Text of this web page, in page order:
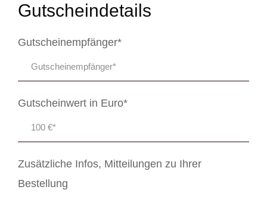
Gutscheindetails
Gutscheinempfänger*
Gutscheinwert in Euro*
Zusätzliche Infos, Mitteilungen zu Ihrer
Bestellung